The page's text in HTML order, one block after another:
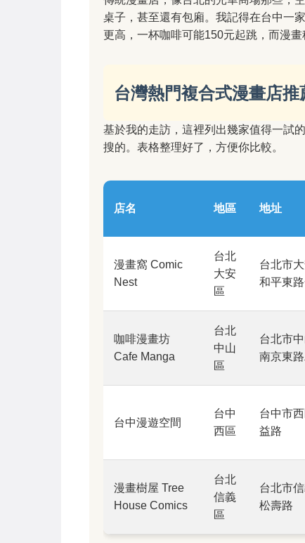
桌子，甚至還有包廂。我記得在台中一
更高，一杯咖啡可能150元起跳，而漫
台灣熱門複合式漫畫店推
基於我的走訪，這裡列出幾家值得一試
搜的。表格整理好了，方便你比較。
店名 地區 地址
漫畫窩 Comic
Nest
台北
大安
區
台北市
和平東
咖啡漫畫坊
Cafe Manga
台北
中山
區
台北市
南京東
台中漫遊空間
台中
西區
台中市
益路
漫畫樹屋 Tree
House Comics
台北
信義
區
台北市
松壽路